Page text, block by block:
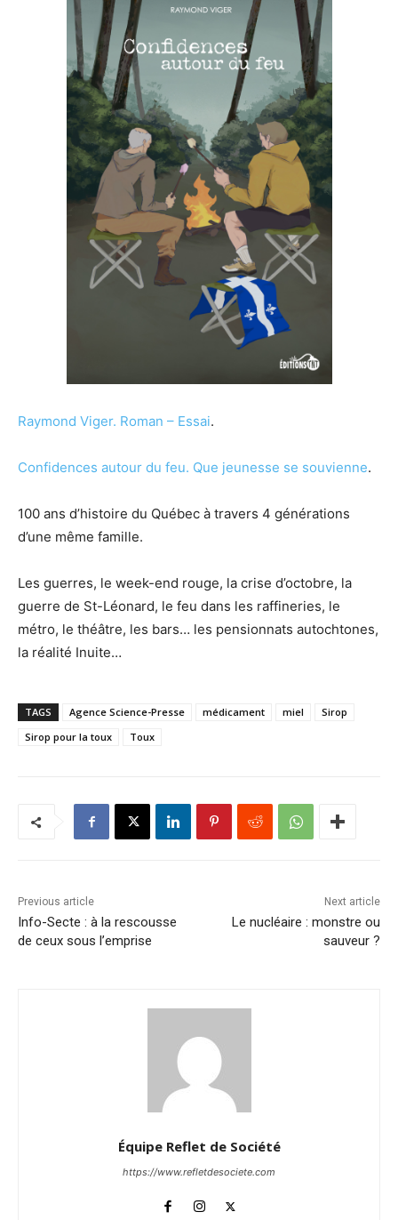
Raymond Viger. Roman – Essai.
Confidences autour du feu. Que jeunesse se souvienne.
100 ans d’histoire du Québec à travers 4 générations
d’une même famille.
Les guerres, le week-end rouge, la crise d’octobre, la
guerre de St-Léonard, le feu dans les raffineries, le
métro, le théâtre, les bars… les pensionnats autochtones,
la réalité Inuite…
TAGS Agence Science-Presse médicament miel
Sirop
Sirop pour la toux
Toux
Previous article
Info-Secte : à la rescousse
de ceux sous l’emprise
Next article
Le nucléaire : monstre ou
sauveur ?
Équipe Reflet de Société
https://www.refletdesociete.com